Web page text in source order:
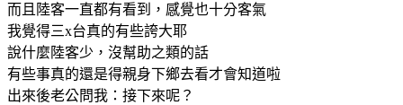
而且陸客一直都有看到，感覺也十分客氣
我覺得三x台真的有些誇大耶
說什麼陸客少，沒幫助之類的話
有些事真的還是得親身下鄉去看才會知道啦
出來後老公問我：接下來呢？